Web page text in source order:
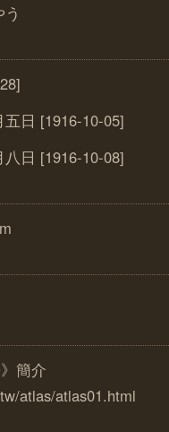
日 [1916-10-05]
日 [1916-10-08]
簡介
atlas/atlas01.html